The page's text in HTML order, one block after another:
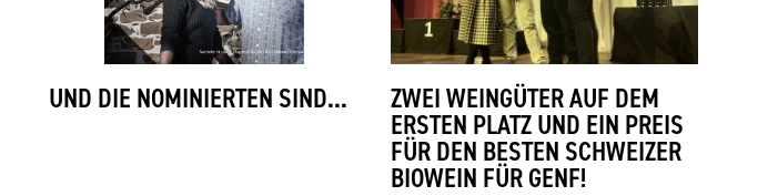
UND DIE NOMINIERTEN SIND... ZWEI WEINGÜTER AUF DEM
ERSTEN PLATZ UND EIN PREIS
FÜR DEN BESTEN SCHWEIZER
BIOWEIN FÜR GENF!